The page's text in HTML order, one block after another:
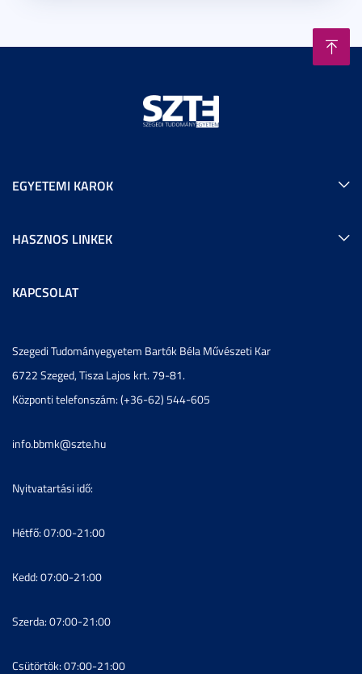
EGYETEMI KAROK
HASZNOS LINKEK
KAPCSOLAT
Szegedi Tudományegyetem Bartók Béla Művészeti Kar
6722 Szeged, Tisza Lajos krt. 79-81.
Központi telefonszám: (+36-62) 544-605
info.bbmk@szte.hu
Nyitvatartási idő:
Hétfő: 07:00-21:00
Kedd: 07:00-21:00
Szerda: 07:00-21:00
Csütörtök: 07:00-21:00